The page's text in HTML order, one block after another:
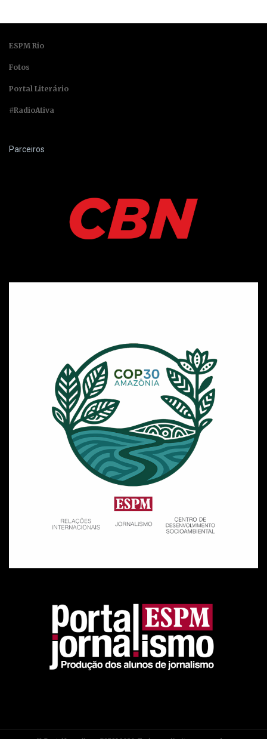
ESPM Rio
Fotos
Portal Literário
#RadioAtiva
Parceiros